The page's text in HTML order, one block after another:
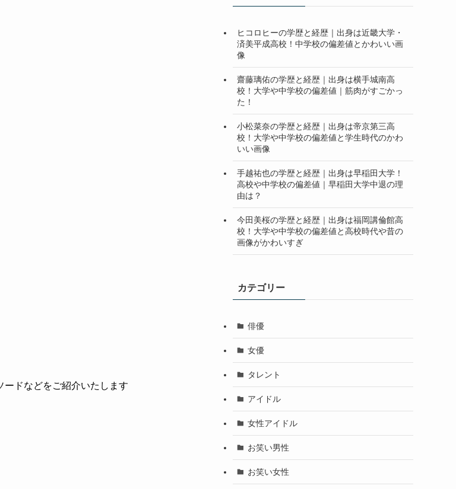
ードなどをご紹介いたします
ヒコロヒーの学歴と経歴｜出身は近畿大学・
済美平成高校！中学校の偏差値とかわいい画
像
齋藤璃佑の学歴と経歴｜出身は横手城南高
校！大学や中学校の偏差値｜筋肉がすごかっ
た！
小松菜奈の学歴と経歴｜出身は帝京第三高
校！大学や中学校の偏差値と学生時代のかわ
いい画像
手越祐也の学歴と経歴｜出身は早稲田大学！
高校や中学校の偏差値｜早稲田大学中退の理
由は？
今田美桜の学歴と経歴｜出身は福岡講倫館高
校！大学や中学校の偏差値と高校時代や昔の
画像がかわいすぎ
カテゴリー
俳優
女優
タレント
アイドル
女性アイドル
お笑い男性
お笑い女性